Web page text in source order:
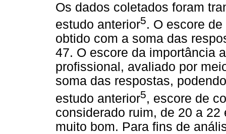
Os dados coletados foram
estudo anterior5. O escore
obtido com a soma das
47. O escore da importância
profissional, avaliado por
soma das respostas,
estudo anterior5, escore de
considerado ruim, de 20 a
muito bom. Para fins de